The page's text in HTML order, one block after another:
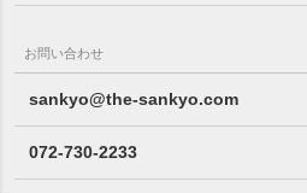
お問い合わせ
sankyo@the-sankyo.com
072-730-2233